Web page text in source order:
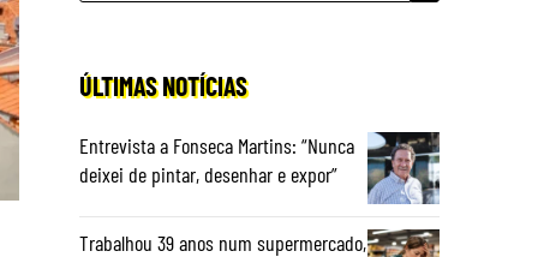
ÚLTIMAS NOTÍCIAS
Entrevista a Fonseca Martins: “Nunca
deixei de pintar, desenhar e expor”
Trabalhou 39 anos num supermercado,